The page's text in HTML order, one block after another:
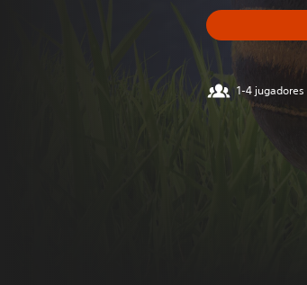
1-4 jugadores